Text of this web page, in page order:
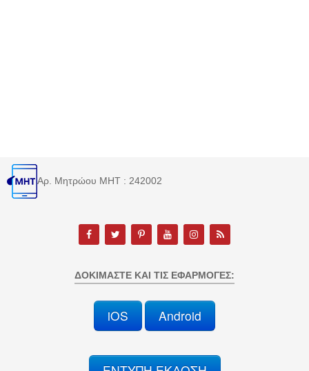
Αρ. Μητρώου MHT : 242002
ΔΟΚΙΜΆΣΤΕ ΚΑΙ ΤΙΣ ΕΦΑΡΜΟΓΈΣ:
iOS Android